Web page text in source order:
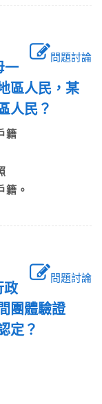
問題討論
一
區人民，某
人民？
籍
籍。
問題討論
政
團體驗證
定？